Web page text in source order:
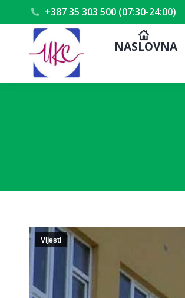
+387 35 303 500 (07:30-24:00)
NASLOVNA
Vijesti